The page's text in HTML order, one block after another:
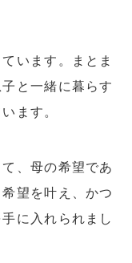
います。まとま
と一緒に暮らす
ます。
、母の希望であ
望を叶え、かつ
に入れられまし